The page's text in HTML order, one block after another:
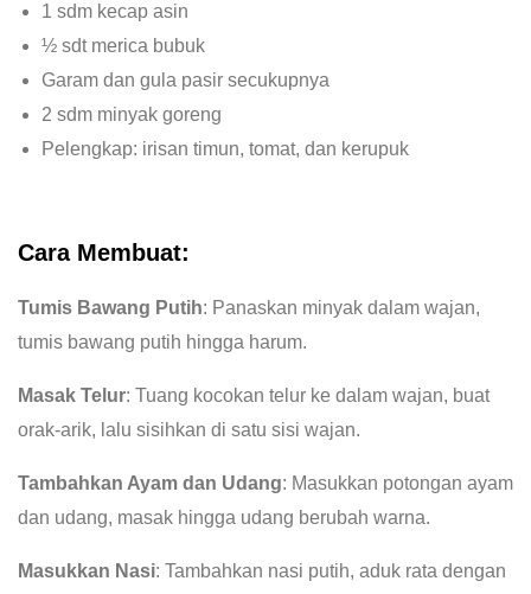
1 sdm kecap asin
½ sdt merica bubuk
Garam dan gula pasir secukupnya
2 sdm minyak goreng
Pelengkap: irisan timun, tomat, dan kerupuk
Cara Membuat:
Tumis Bawang Putih: Panaskan minyak dalam wajan,
tumis bawang putih hingga harum.
Masak Telur: Tuang kocokan telur ke dalam wajan, buat
orak-arik, lalu sisihkan di satu sisi wajan.
Tambahkan Ayam dan Udang: Masukkan potongan ayam
dan udang, masak hingga udang berubah warna.
Masukkan Nasi: Tambahkan nasi putih, aduk rata dengan